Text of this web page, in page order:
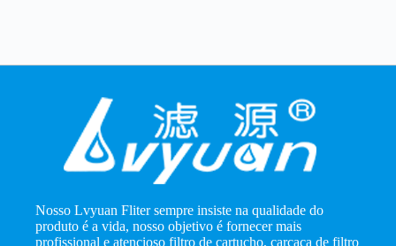
Nosso Lvyuan Fliter sempre insiste na qualidade do
produto é a vida, nosso objetivo é fornecer mais
profissional e atencioso filtro de cartucho, carcaça de filtro